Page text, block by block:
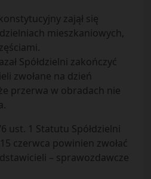
zajął się
mieszkaniowych,
Spółdzielni zakończyć
zwołane na dzień
przerwa w obradach nie
ust. 1 Statutu Spółdzielni
czerwca powinien zwołać
– sprawozdawcze